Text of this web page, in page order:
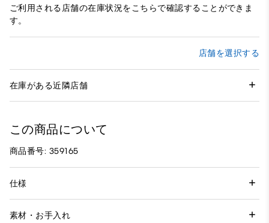
ご利用される店舗の在庫状況をこちらで確認することができま
す。
店舗を選択する
在庫がある近隣店舗
この商品について
商品番号: 359165
仕様
素材・お手入れ